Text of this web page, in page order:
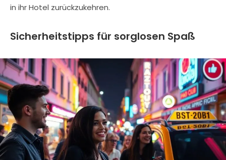
in ihr Hotel zurückzukehren.
Sicherheitstipps für sorglosen Spaß